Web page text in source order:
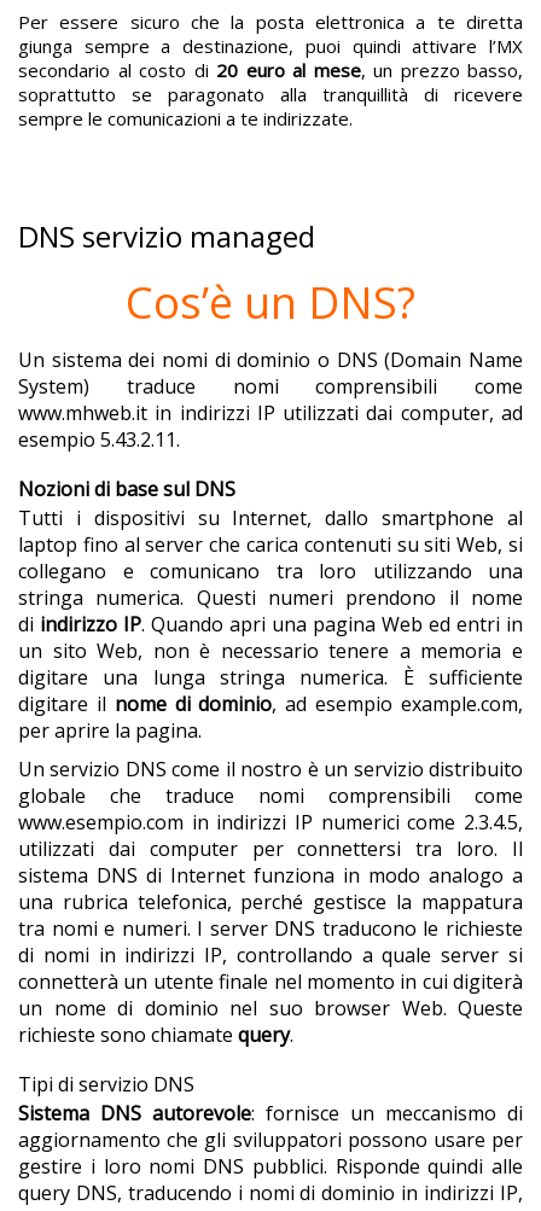
Per essere sicuro che la posta elettronica a te diretta
giunga sempre a destinazione, puoi quindi attivare l’MX
secondario al costo di 20 euro al mese, un prezzo basso,
soprattutto se paragonato alla tranquillità di ricevere
sempre le comunicazioni a te indirizzate.
DNS servizio managed
Cos’è un DNS?
Un sistema dei nomi di dominio o DNS (Domain Name
System) traduce nomi comprensibili come
www.mhweb.it in indirizzi IP utilizzati dai computer, ad
esempio 5.43.2.11.
Nozioni di base sul DNS
Tutti i dispositivi su Internet, dallo smartphone al
laptop fino al server che carica contenuti su siti Web, si
collegano e comunicano tra loro utilizzando una
stringa numerica. Questi numeri prendono il nome
di indirizzo IP. Quando apri una pagina Web ed entri in
un sito Web, non è necessario tenere a memoria e
digitare una lunga stringa numerica. È sufficiente
digitare il nome di dominio, ad esempio example.com,
per aprire la pagina.
Un servizio DNS come il nostro è un servizio distribuito
globale che traduce nomi comprensibili come
www.esempio.com in indirizzi IP numerici come 2.3.4.5,
utilizzati dai computer per connettersi tra loro. Il
sistema DNS di Internet funziona in modo analogo a
una rubrica telefonica, perché gestisce la mappatura
tra nomi e numeri. I server DNS traducono le richieste
di nomi in indirizzi IP, controllando a quale server si
connetterà un utente finale nel momento in cui digiterà
un nome di dominio nel suo browser Web. Queste
richieste sono chiamate query.
Tipi di servizio DNS
Sistema DNS autorevole: fornisce un meccanismo di
aggiornamento che gli sviluppatori possono usare per
gestire i loro nomi DNS pubblici. Risponde quindi alle
query DNS, traducendo i nomi di dominio in indirizzi IP,